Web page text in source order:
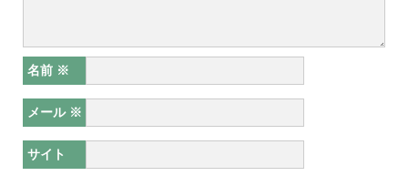
名前 ※
メール ※
サイト